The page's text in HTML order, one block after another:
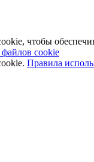
чтобы
cookie
Правила